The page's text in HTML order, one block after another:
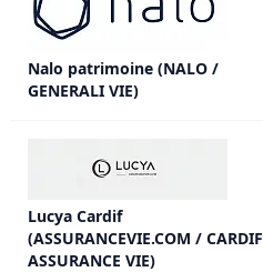
Nalo patrimoine (NALO /
GENERALI VIE)
Lucya Cardif
(ASSURANCEVIE.COM / CARDIF
ASSURANCE VIE)